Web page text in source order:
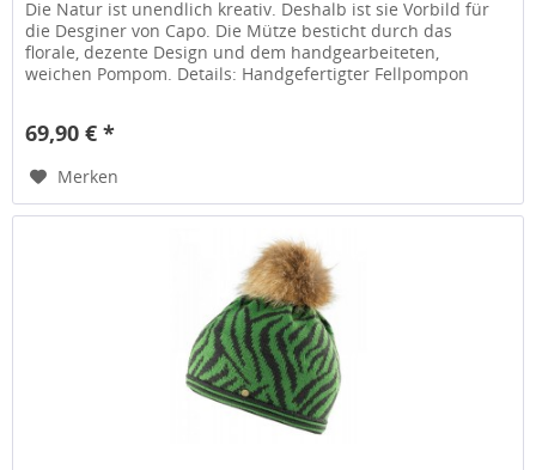
Die Natur ist unendlich kreativ. Deshalb ist sie Vorbild für
die Desginer von Capo. Die Mütze besticht durch das
florale, dezente Design und dem handgearbeiteten,
weichen Pompom. Details: Handgefertigter Fellpompon
69,90 € *
Merken